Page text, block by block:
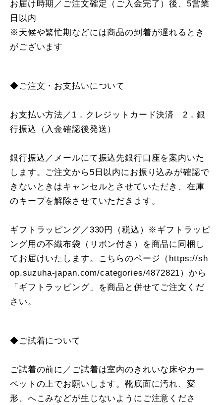
お届け時期／ご注文確定（ご入金完了）後、5営業
日以内
※天候や繁忙期などには商品の到着が遅れるとき
がございます
◆ご注文・お支払いについて
お支払い方法／1．クレジットカード決済 2．銀
行振込（入金確認後発送）
銀行振込／メールにて振込先銀行口座を案内いた
します。ご注文から5日以内にお振り込みが確認で
きないときはキャンセルとさせていただき、在庫
のキープを解除させていただきます。
ギフトラッピング／330円（税込）※ギフトラッピ
ング用の不織布袋（リボン付き）を商品に同梱し
てお届けいたします。こちらのページ（ https://sh
op.suzuha-japan.com/categories/4872821）から
「ギフトラッピング」を商品と併せてご注文くだ
さい。
◆ご試着について
ご試着の前に／ご試着は室内のきれいな床やカー
ペットの上でお願いします。靴底面に汚れ、変
形、へこみなどが生じないようにご注意くださ